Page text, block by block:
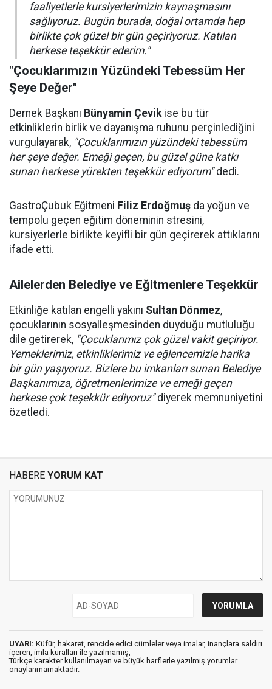
faaliyetlerle kursiyerlerimizin kaynaşmasını
sağlıyoruz. Bugün burada, doğal ortamda hep
birlikte çok güzel bir gün geçiriyoruz. Katılan
herkese teşekkür ederim."
"Çocuklarımızın Yüzündeki Tebessüm Her
Şeye Değer"
Dernek Başkanı Bünyamin Çevikise bu tür
etkinliklerin birlik ve dayanışma ruhunu perçinlediğini
vurgulayarak, "Çocuklarımızın yüzündeki tebessüm
her şeye değer. Emeği geçen, bu güzel güne katkı
sunan herkese yürekten teşekkür ediyorum"dedi.
GastroÇubuk Eğitmeni Filiz Erdoğmuş da yoğun ve
tempolu geçen eğitim döneminin stresini,
kursiyerlerle birlikte keyifli bir gün geçirerek attıklarını
ifade etti.
Ailelerden Belediye ve Eğitmenlere Teşekkür
Etkinliğe katılan engelli yakını Sultan Dönmez,
çocuklarının sosyalleşmesinden duyduğu mutluluğu
dile getirerek, "Çocuklarımız çok güzel vakit geçiriyor.
Yemeklerimiz, etkinliklerimiz ve eğlencemizle harika
bir gün yaşıyoruz. Bizlere bu imkanları sunan Belediye
Başkanımıza, öğretmenlerimize ve emeği geçen
herkese çok teşekkür ediyoruz"diyerek memnuniyetini
özetledi.
HABERE YORUM KAT
UYARI: Küfür, hakaret, rencide edici cümleler veya imalar, inançlara saldırı
içeren, imla kuralları ile yazılmamış,
Türkçe karakter kullanılmayan ve büyük harflerle yazılmış yorumlar
onaylanmamaktadır.